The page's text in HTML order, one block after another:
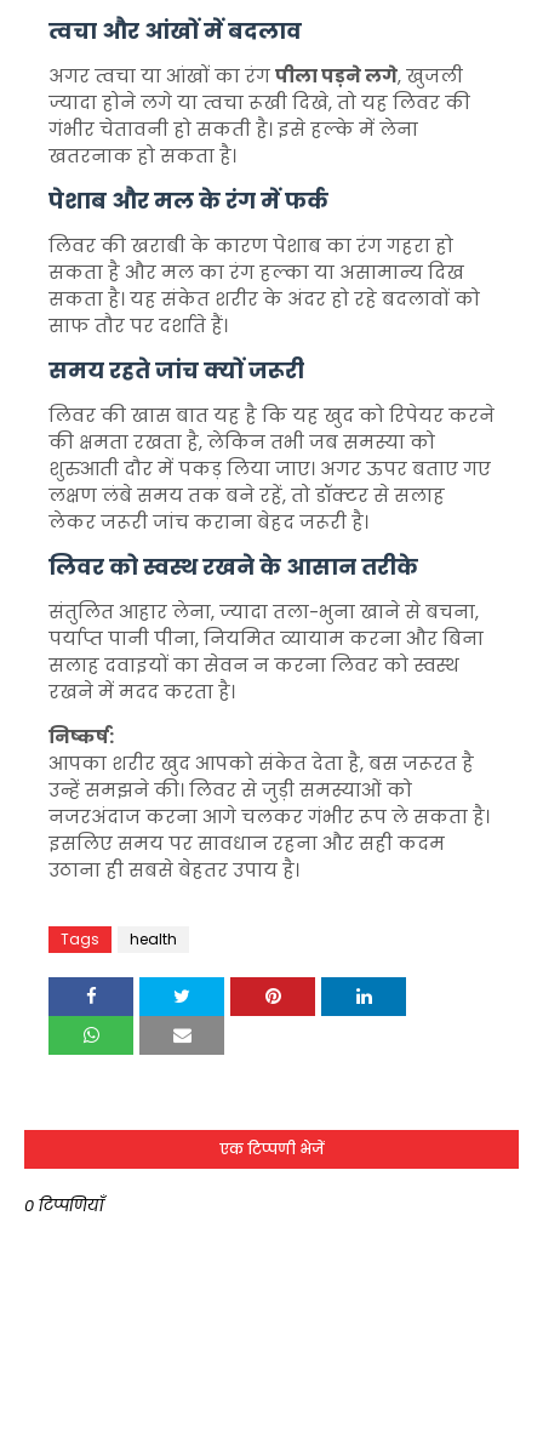
त्वचा और आंखों में बदलाव
अगर त्वचा या आंखों का रंगपीला पड़ने लगे, खुजली
ज्यादा होने लगे या त्वचा रूखी दिखे, तो यह लिवर की
गंभीर चेतावनी हो सकती है। इसे हल्के में लेना
खतरनाक हो सकता है।
पेशाब और मल के रंग में फर्क
लिवर की खराबी के कारण पेशाब का रंग गहरा हो
सकता है और मल का रंग हल्का या असामान्य दिख
सकता है। यह संकेत शरीर के अंदर हो रहे बदलावों को
साफ तौर पर दर्शाते हैं।
समय रहते जांच क्यों जरूरी
लिवर की खास बात यह है कि यह खुद को रिपेयर करने
की क्षमता रखता है, लेकिन तभी जब समस्या को
शुरुआती दौर में पकड़ लिया जाए। अगर ऊपर बताए गए
लक्षण लंबे समय तक बने रहें, तो डॉक्टर से सलाह
लेकर जरूरी जांच कराना बेहद जरूरी है।
लिवर को स्वस्थ रखने के आसान तरीके
संतुलित आहार लेना, ज्यादा तला-भुना खाने से बचना,
पर्याप्त पानी पीना, नियमित व्यायाम करना और बिना
सलाह दवाइयों का सेवन न करना लिवर को स्वस्थ
रखने में मदद करता है।
निष्कर्ष:
आपका शरीर खुद आपको संकेत देता है, बस जरूरत है
उन्हें समझने की। लिवर से जुड़ी समस्याओं को
नजरअंदाज करना आगे चलकर गंभीर रूप ले सकता है।
इसलिए समय पर सावधान रहना और सही कदम
उठाना ही सबसे बेहतर उपाय है।
Tags health
एक टिप्पणी भेजें
0 टिप्पणियाँ